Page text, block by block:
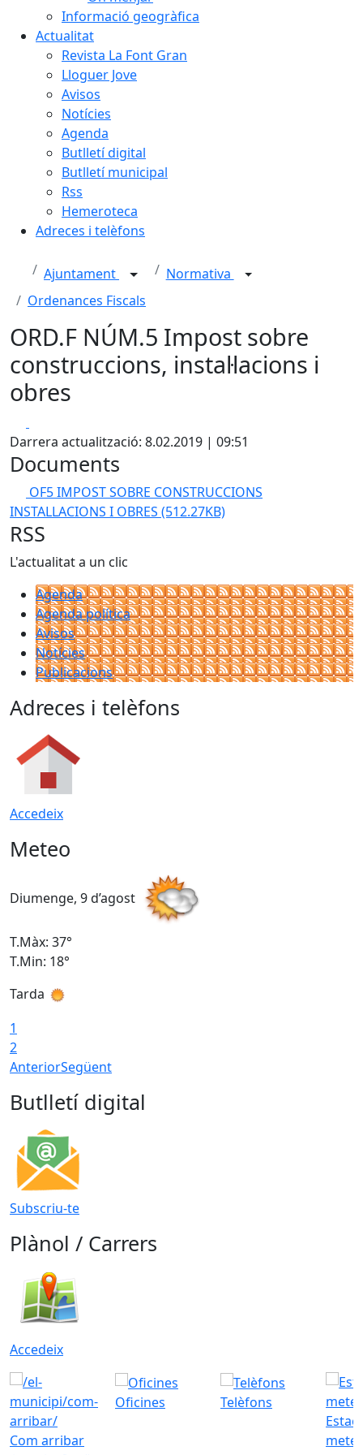
Informació geogràfica
Actualitat
Revista La Font Gran
Lloguer Jove
Avisos
Notícies
Agenda
Butlletí digital
Butlletí municipal
Rss
Hemeroteca
Adreces i telèfons
Ajuntament
Normativa
Ordenances Fiscals
ORD.F NÚM.5 Impost sobre
construccions, instal·lacions i
obres
Darrera actualització: 8.02.2019 | 09:51
Documents
OF5 IMPOST SOBRE CONSTRUCCIONS
INSTALLACIONS I OBRES (512.27KB)
RSS
L'actualitat a un clic
Agenda
Agenda política
Avisos
Notícies
Publicacions
Adreces i telèfons
Accedeix
Meteo
Diumenge, 9 d’agost
T.Màx: 37°
T.Min: 18°
Tarda
1
2
AnteriorSegüent
Butlletí digital
Subscriu-te
Plànol / Carrers
Accedeix
Com arribar
Oficines
Telèfons